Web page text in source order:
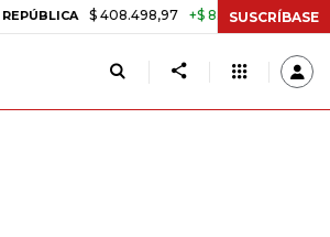
$ 408.498,97 +$ 8.753,81 +2,19%
SUSCRÍBASE